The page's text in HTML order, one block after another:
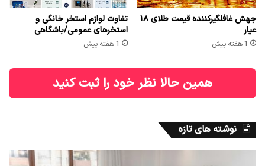
جهش غافلگیرکننده قیمت طلای ۱۸
عیار
1 هفته پیش
تفاوت لوازم استخر خانگی و
استخرهای عمومی/باشگاهی
1 هفته پیش
همین حالا نظر خود را ثبت کنید
نوشته های تازه